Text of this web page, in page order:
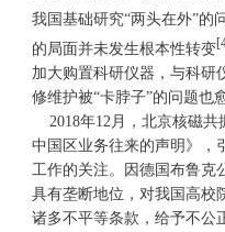
我国基础研究“两头在外”的
的局面并未发生根本性转变
加大购置科研仪器，与科研
修维护被“卡脖子”的问题也
2018年12月，北京核磁共
中国区业务往来的声明》，
工作的关注。因德国布鲁克
具有垄断地位，对我国高校
诸多不平等条款，给予不公